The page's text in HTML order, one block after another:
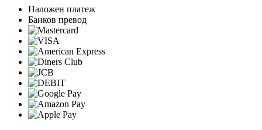
Наложен платеж
Банков превод